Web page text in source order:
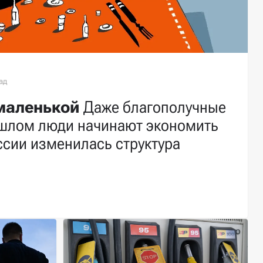
Даже благополучные
люди начинают экономить
изменилась структура